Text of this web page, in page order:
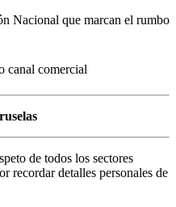
Nacional que marcan el rumbo
canal comercial
de todos los sectores
recordar detalles personales de